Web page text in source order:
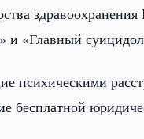
и «Главный
психическими
бесплатной